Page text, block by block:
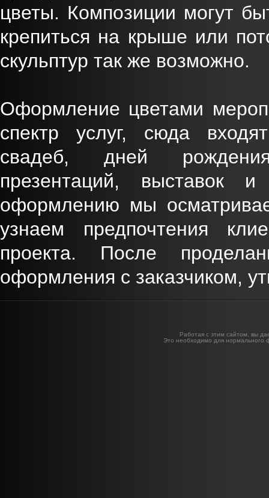
цветы. Композиции могут
крепиться на крыше или
скульптур так же возможно.
Оформление цветами
спектр услуг, сюда
свадеб, дней
презентаций,
оформлению мы
узнаем предпочтения
проекта. После
оформления с заказчиком,
Работая с этим сайтом, вы
Это необходимо для нормального